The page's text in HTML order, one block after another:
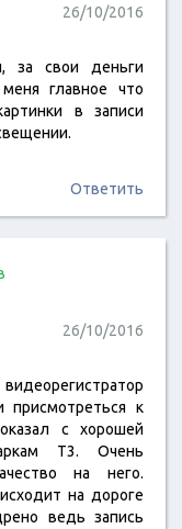
26/10/2016
за свои деньги
главное что
в записи
Ответить
26/10/2016
присмотреться к
с хорошей
Т3. Очень
на него.
на дороге
ведь запись